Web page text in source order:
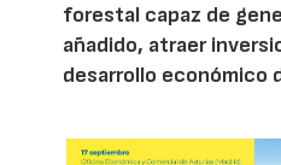
forestal capaz de
añadido, atraer
desarrollo económico